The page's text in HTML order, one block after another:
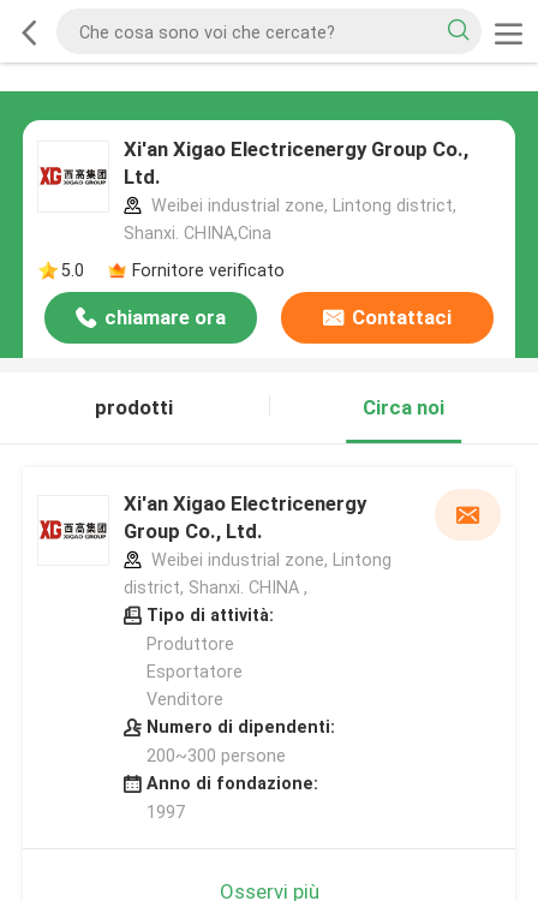
Xi'an Xigao Electricenergy Group Co.,
Ltd.
Weibei industrial zone, Lintong district,
Shanxi. CHINA,Cina
5.0
Fornitore verificato
chiamare ora Contattaci
prodotti Circa noi
Xi'an Xigao Electricenergy
Group Co., Ltd.
Weibei industrial zone, Lintong
district, Shanxi. CHINA ,
Tipo di attività:
Produttore
Esportatore
Venditore
Numero di dipendenti:
200~300 persone
Anno di fondazione:
1997
Osservi più